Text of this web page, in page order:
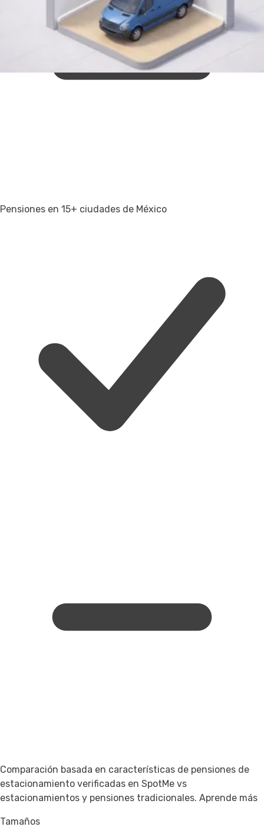
Pensiones en 15+ ciudades de México
Comparación basada en características de pensiones de
estacionamiento verificadas en SpotMe vs
estacionamientos y pensiones tradicionales. Aprende más
Tamaños